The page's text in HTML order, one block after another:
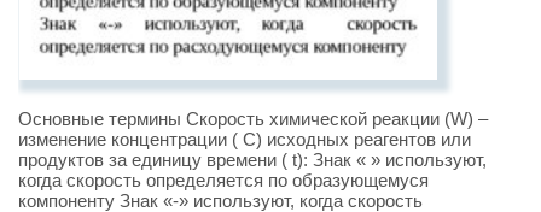
Основные термины Скорость химической реакции (W) –
изменение концентрации ( C) исходных реагентов или
продуктов за единицу времени ( t): Знак « » используют,
когда скорость определяется по образующемуся
компоненту Знак «-» используют, когда скорость